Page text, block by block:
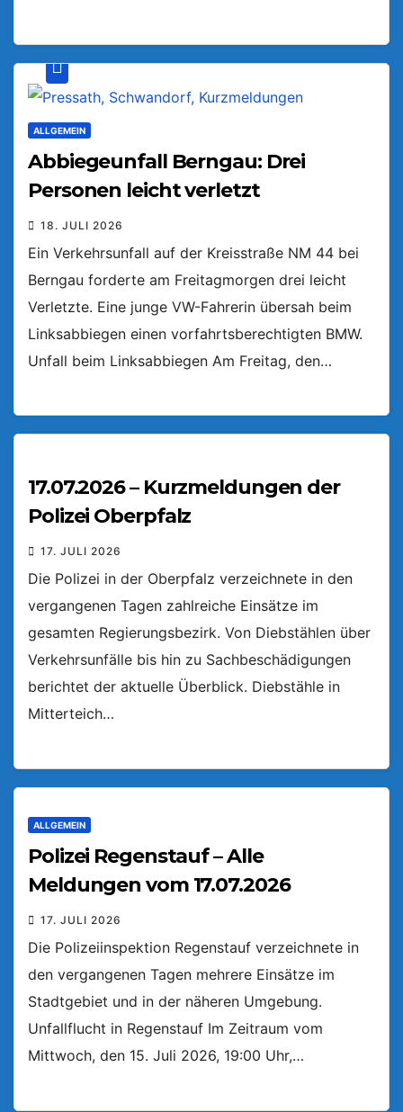
ALLGEMEIN
Abbiegeunfall Berngau: Drei
Personen leicht verletzt
18. JULI 2026
Ein Verkehrsunfall auf der Kreisstraße NM 44 bei
Berngau forderte am Freitagmorgen drei leicht
Verletzte. Eine junge VW-Fahrerin übersah beim
Linksabbiegen einen vorfahrtsberechtigten BMW.
Unfall beim Linksabbiegen Am Freitag, den…
17.07.2026 – Kurzmeldungen der
Polizei Oberpfalz
17. JULI 2026
Die Polizei in der Oberpfalz verzeichnete in den
vergangenen Tagen zahlreiche Einsätze im
gesamten Regierungsbezirk. Von Diebstählen über
Verkehrsunfälle bis hin zu Sachbeschädigungen
berichtet der aktuelle Überblick. Diebstähle in
Mitterteich…
ALLGEMEIN
Polizei Regenstauf – Alle
Meldungen vom 17.07.2026
17. JULI 2026
Die Polizeiinspektion Regenstauf verzeichnete in
den vergangenen Tagen mehrere Einsätze im
Stadtgebiet und in der näheren Umgebung.
Unfallflucht in Regenstauf Im Zeitraum vom
Mittwoch, den 15. Juli 2026, 19:00 Uhr,…